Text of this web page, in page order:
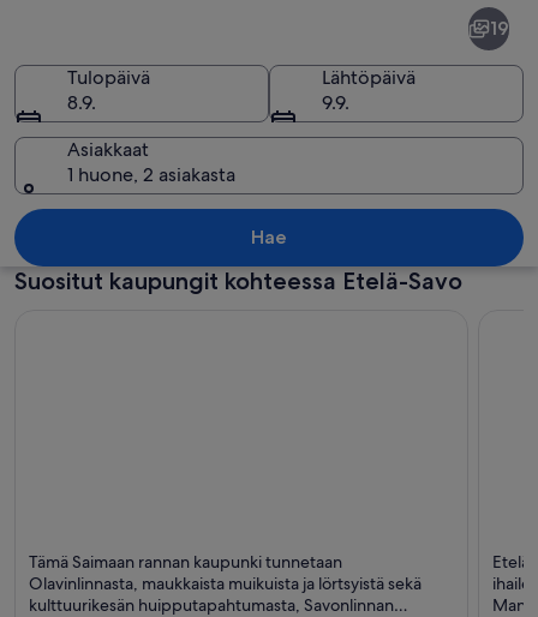
Keskiaikainen linna sijaitsee järven
19
Tulopäivä
8.9.
Lähtöpäivä
9.9.
Asiakkaat
1 huone, 2 asiakasta
Hae
Suositut kaupungit kohteessa Etelä-Savo
Järvet, Linna ja Saaret
Tämä Saimaan rannan kaupunki tunnetaan
Olavinlinnasta, maukkaista muikuista ja lörtsyistä sekä
kulttuurikesän huipputapahtumasta, Savonlinnan